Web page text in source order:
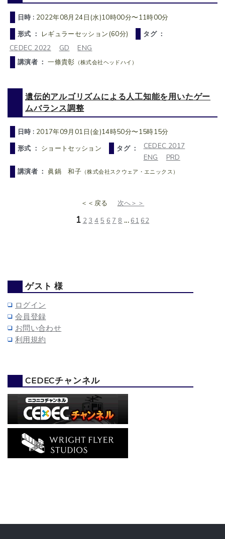
日時 : 2022年08月24日(水)10時00分〜11時00分
形式 ： レギュラーセッション(60分)
タグ ：
CEDEC 2022
GD
ENG
講演者 ：一條貴彰 （株式会社ヘッドハイ）
遺伝的アルゴリズムによる人工知能を用いたゲー
ムバランス調整
日時 : 2017年09月01日(金)14時50分〜15時15分
形式 ： ショートセッション タグ ：
CEDEC 2017
ENG
PRD
講演者 ： 眞鍋 和子 （株式会社スクウェア・エニックス）
＜＜戻る 次へ＞＞
1 23 4 5 6 7 8 ... 61 62
ゲスト 様
ログイン
会員登録
お問い合わせ
利用規約
CEDECチャンネル